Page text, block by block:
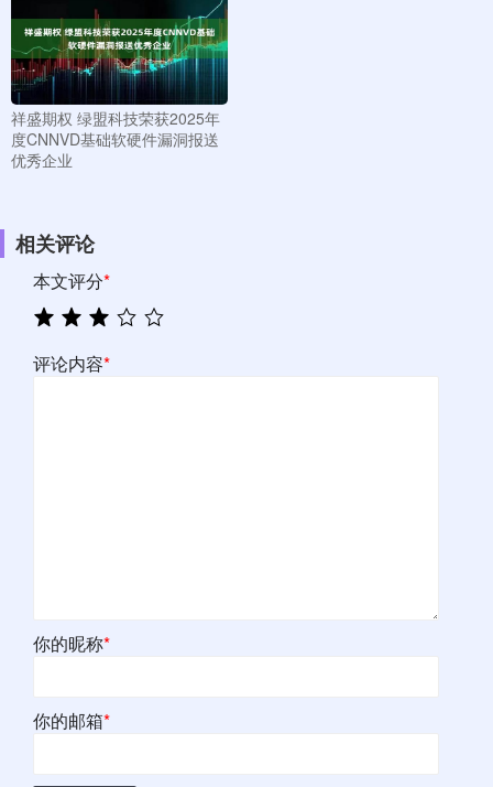
祥盛期权 绿盟科技荣获2025年
度CNNVD基础软硬件漏洞报送
优秀企业
相关评论
本文评分*
评论内容*
你的昵称*
你的邮箱*